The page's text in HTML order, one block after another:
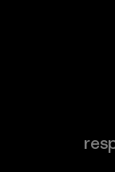
Scopri di più